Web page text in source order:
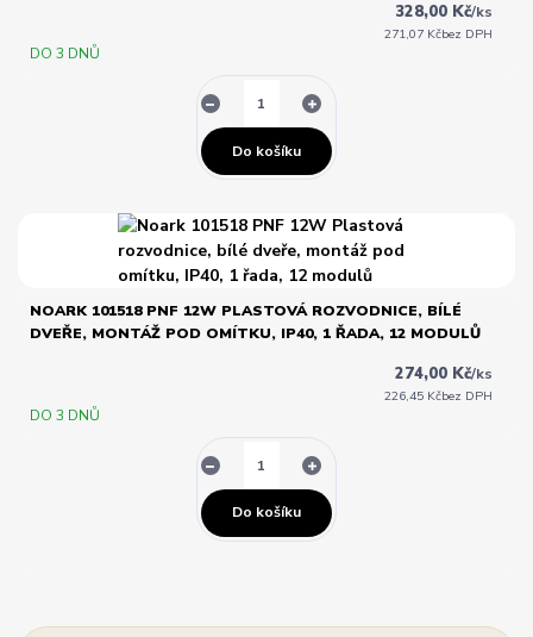
328,00 Kč/ks
271,07 Kčbez DPH
DO 3 DNŮ
Do košíku
NOARK 101518 PNF 12W PLASTOVÁ ROZVODNICE, BÍLÉ
DVEŘE, MONTÁŽ POD OMÍTKU, IP40, 1 ŘADA, 12 MODULŮ
274,00 Kč/ks
226,45 Kčbez DPH
DO 3 DNŮ
Do košíku